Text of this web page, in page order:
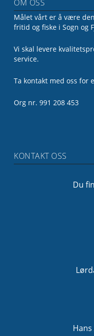
OM OSS
Målet vårt er å være
fritid og fiske i Sogn og
Vi skal levere
service.
Ta kontakt med oss for
Org nr. 991 208 453
KONTAKT OSS
Du